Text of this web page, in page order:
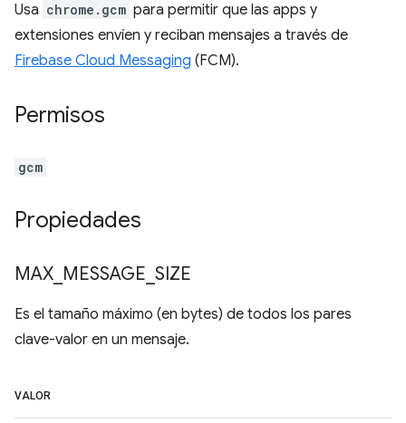
Usa chrome.gcm para permitir que las apps y
extensiones envíen y reciban mensajes a través de
Firebase Cloud Messaging (FCM).
Permisos
gcm
Propiedades
MAX MESSAGE SIZE
Es el tamaño máximo (en bytes) de todos los pares
clave-valor en un mensaje.
VALOR